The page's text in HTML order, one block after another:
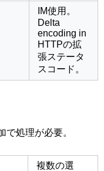
IM使用。
Delta
encoding in
HTTPの拡
張ステータ
スコード。
で処理が必要。
複数の選